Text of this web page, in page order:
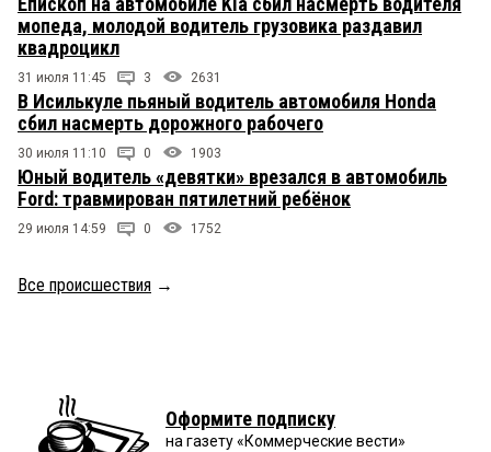
мопеда, молодой водитель грузовика раздавил
квадроцикл
31 июля 11:45 3 2631
В Исилькуле пьяный водитель автомобиля Honda
сбил насмерть дорожного рабочего
30 июля 11:10 0 1903
Юный водитель «девятки» врезался в автомобиль
Ford: травмирован пятилетний ребёнок
29 июля 14:59 0 1752
Все происшествия →
Оформите подписку
на газету «Коммерческие вести»